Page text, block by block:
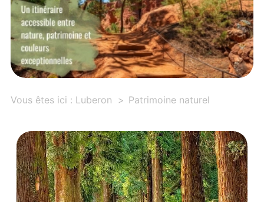
Vous êtes ici : Luberon Patrimoine naturel